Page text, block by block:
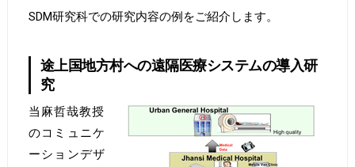
SDM研究科での研究内容の例をご紹介します。
途上国地方村への遠隔医療システムの導入研
究
当麻哲哉教授
のコミュニケ
ーションデザ